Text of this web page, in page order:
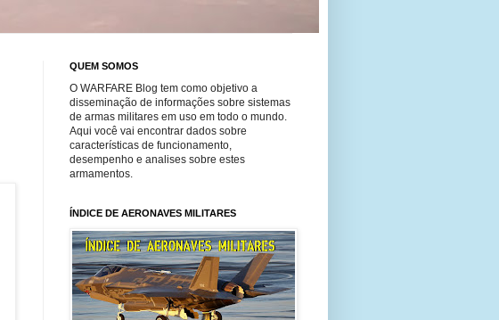
QUEM SOMOS
O WARFARE Blog tem como objetivo a
disseminação de informações sobre sistemas
de armas militares em uso em todo o mundo.
Aqui você vai encontrar dados sobre
características de funcionamento,
desempenho e analises sobre estes
armamentos.
ÍNDICE DE AERONAVES MILITARES